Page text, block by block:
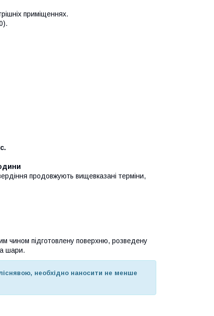
приміщеннях.
продовжують вищевказані терміни,
чином підготовлену поверхню, розведену
шари.
необхідно наносити не менше